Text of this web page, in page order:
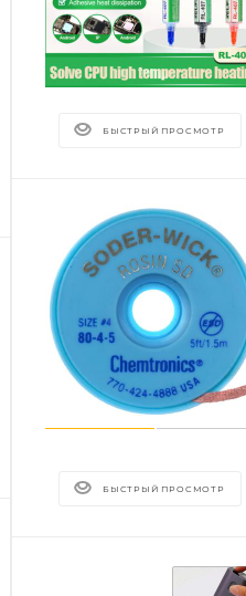
БЫСТРЫЙ ПРОСМОТР
БЫСТРЫЙ ПРОСМОТР